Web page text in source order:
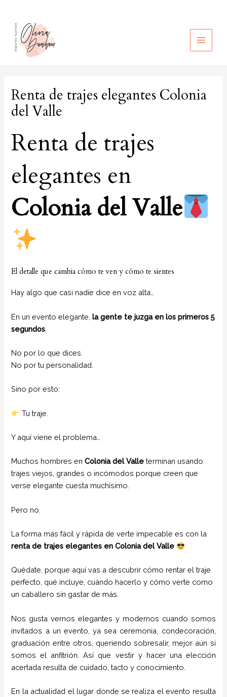
contenido
MAIN
Renta de trajes elegantes Colonia
del Valle
Renta de trajes
elegantes en
Colonia del Valle
El detalle que cambia cómo te ven y cómo te sientes
Hay algo que casi nadie dice en voz alta…
En un evento elegante,la gente te juzga en los primeros 5
segundos
No por lo que dices.
No por tu personalidad.
Sino por esto:
Tu traje.
Y aquí viene el problema…
Muchos hombres enColonia del Valleterminan usando
trajes viejos, grandes o incómodos porque creen que
verse elegante cuesta muchísimo.
Pero no.
La forma más fácil y rápida de verte impecable es con la
renta de trajes elegantes en Colonia del Valle
Quédate, porque aquí vas a descubrir cómo rentar el traje
perfecto, qué incluye, cuándo hacerlo y cómo verte como
un caballero sin gastar de más.
Nos gusta vernos elegantes y modernos cuando somos
invitados a un evento, ya sea ceremonia, condecoración,
graduación entre otros, queriendo sobresalir, mejor aún si
somos el anfitrión. Así que vestir y hacer una elección
acertada resulta de cuidado, tacto y conocimiento.
En la actualidad el lugar donde se realiza el evento resulta